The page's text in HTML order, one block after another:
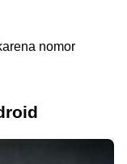
nomor